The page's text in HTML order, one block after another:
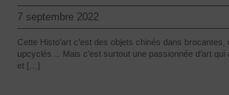
7 septembre 2022
Cette Histo’art c’est des objets chinés dans
upcyclés… Mais c’est surtout une passionnée d’art
et […]